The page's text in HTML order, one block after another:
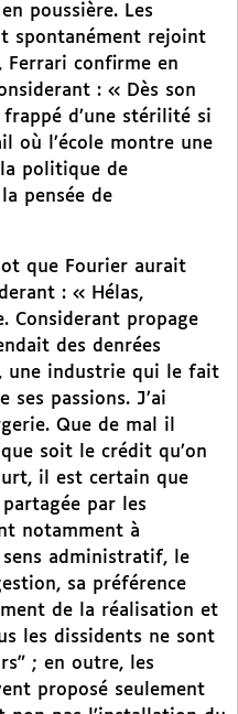
poussière. Les
spontanément rejoint
Ferrari confirme en
: « Dès son
d’une stérilité si
où l’école montre une
politique de
pensée de
que Fourier aurait
: « Hélas,
Considerant propage
des denrées
une industrie qui le fait
ses passions. J’ai
Que de mal il
soit le crédit qu’on
il est certain que
par les
notamment à
sens administratif, le
sa préférence
de la réalisation et
les dissidents ne sont
; en outre, les
proposé seulement